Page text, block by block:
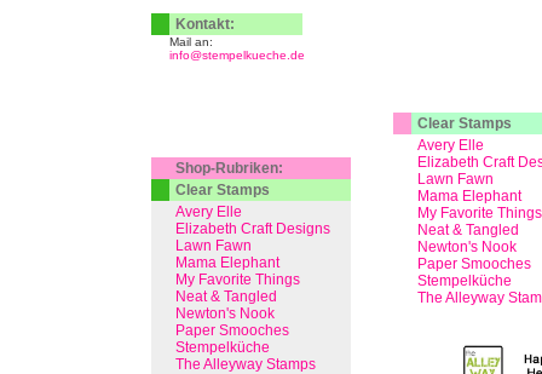
Clear Stamps
Avery Elle
Elizabeth Craft
Lawn Fawn
Mama Elephant
My Favorite Things
Neat & Tangled
Newton's Nook
Paper Smooches
Stempelküche
The Alleyway
Kontakt:
Mail an:
info@stempelkueche.de
Shop-Rubriken:
Clear Stamps
Avery Elle
Elizabeth Craft Designs
Lawn Fawn
Mama Elephant
My Favorite Things
Neat & Tangled
Newton's Nook
Paper Smooches
Stempelküche
The Alleyway Stamps